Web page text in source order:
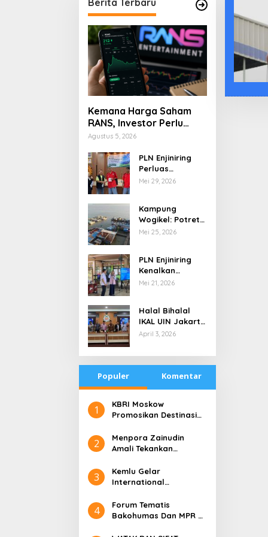
Kemana Harga Saham
RANS, Investor Perlu
Cermati Fundamental
Spekulasi Berlebihan
Agustus 5, 2026
PLN Enjiniring
Perluas
Wawasan Siswa
Perubahan Iklim
Mei 29, 2026
Kampung
Wogikel: Potret
Kehidupan
yang Bertahan
di Tengah
Keterbatasan
Mei 25, 2026
PLN Enjiniring
Kenalkan
Teknologi Energi
Mei 21, 2026
Halal Bihalal
IKAL UIN Jakarta
NTB, Alumni UIN
April 3, 2026
Populer Komentar
1
​KBRI Moskow
Promosikan Destinasi
Bali’
2
​Menpora Zainudin
Amali Tekankan
untuk DBON
3
​Kemlu Gelar
International
Diplomacy (ICDD)
4
Forum Tematis
Bakohumas Dan MPR RI